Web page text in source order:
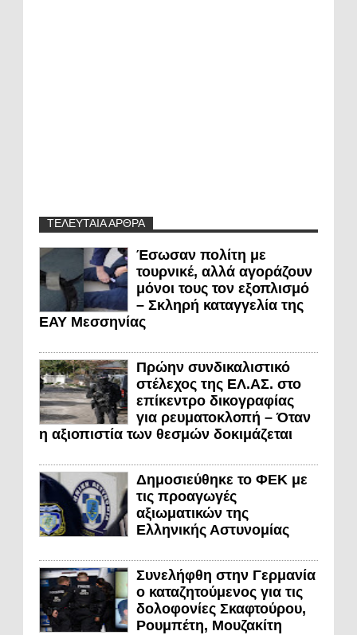
ΤΕΛΕΥΤΑΙΑ ΑΡΘΡΑ
Έσωσαν πολίτη με
τουρνικέ, αλλά αγοράζουν
μόνοι τους τον εξοπλισμό
– Σκληρή καταγγελία της
ΕΑΥ Μεσσηνίας
Πρώην συνδικαλιστικό
στέλεχος της ΕΛ.ΑΣ. στο
επίκεντρο δικογραφίας
για ρευματοκλοπή – Όταν
η αξιοπιστία των θεσμών δοκιμάζεται
Δημοσιεύθηκε το ΦΕΚ με
τις προαγωγές
αξιωματικών της
Ελληνικής Αστυνομίας
Συνελήφθη στην Γερμανία
ο καταζητούμενος για τις
δολοφονίες Σκαφτούρου,
Ρουμπέτη, Μουζακίτη